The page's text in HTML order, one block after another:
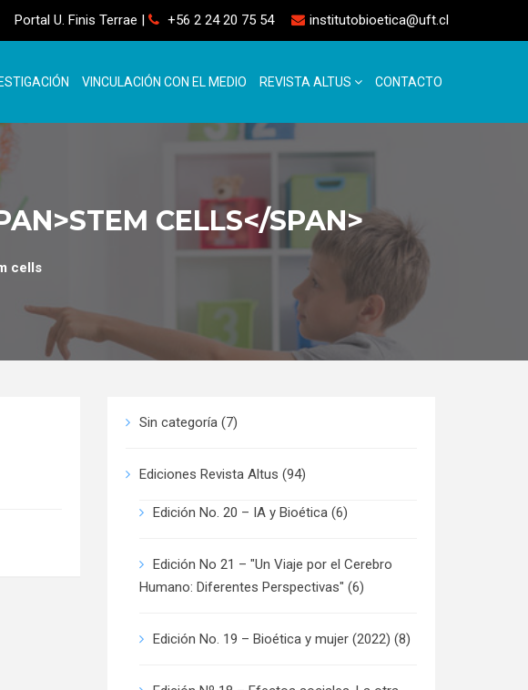
Portal U. Finis Terrae | +56 2 24 20 75 54 institutobioetica@uft.cl
VINCULACIÓN CON EL MEDIO REVISTA ALTUS CONTACTO
CELLS</SPAN>
cells
Sin categoría (7)
Ediciones Revista Altus (94)
Edición No. 20 – IA y Bioética (6)
Edición No 21 – "Un Viaje por el Cerebro
Humano: Diferentes Perspectivas" (6)
Edición No. 19 – Bioética y mujer (2022) (8)